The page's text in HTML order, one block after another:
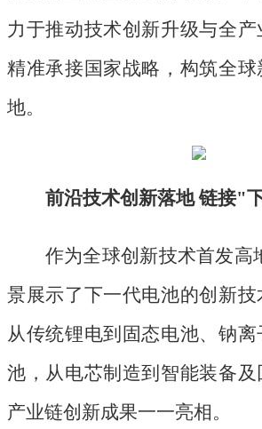
力于推动技术创新升级与全产
精准承接国家战略，构筑全
地。
前沿技术创新落地 链接"
作为全球创新技术首发高
景展示了下一代电池的创新技
从传统锂电到固态电池、钠
池，从电芯制造到智能装备
产业链创新成果一一亮相。